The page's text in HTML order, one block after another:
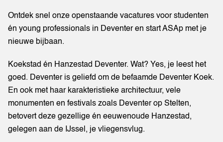
Ontdek snel onze openstaande vacatures voor studenten
én young professionals in Deventer en start ASAp met je
nieuwe bijbaan.
Koekstad én Hanzestad Deventer. Wat? Yes, je leest het
goed. Deventer is geliefd om de befaamde Deventer Koek.
En ook met haar karakteristieke architectuur, vele
monumenten en festivals zoals Deventer op Stelten,
betovert deze gezellige én eeuwenoude Hanzestad,
gelegen aan de IJssel, je vliegensvlug.